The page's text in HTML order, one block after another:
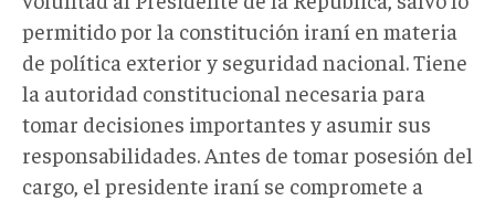
permitido por la constitución iraní en materia
de política exterior y seguridad nacional. Tiene
la autoridad constitucional necesaria para
tomar decisiones importantes y asumir sus
responsabilidades. Antes de tomar posesión del
cargo, el presidente iraní se compromete a